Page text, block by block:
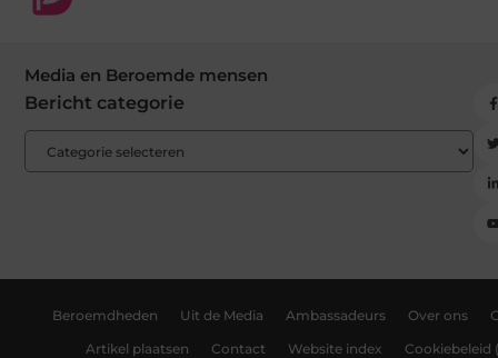
Media en Beroemde mensen
Bericht categorie
Beroemdheden Uit de Media Ambassadeurs Over ons
Artikel plaatsen Contact Website index Cookiebeleid